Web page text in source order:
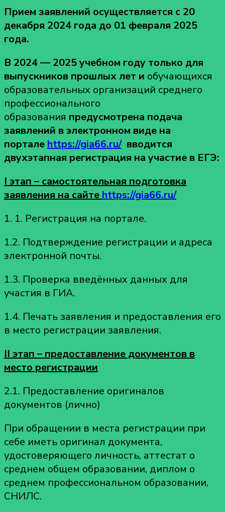
Прием заявлений осуществляется с 20
декабря 2024 года до 01 февраля 2025
года.
В 2024 — 2025 учебном году только для
выпускников прошлых лет и обучающихся
образовательных организаций среднего
профессионального
образования предусмотрена подача
заявлений в электронном виде на
портале https://gia66.ru/вводится
двухэтапная регистрация на участие в ЕГЭ:
I этап – самостоятельная подготовка
заявления на сайте https://gia66.ru/
1. 1. Регистрация на портале.
1.2. Подтверждение регистрации и адреса
электронной почты.
1.3. Проверка введённых данных для
участия в ГИА.
1.4. Печать заявления и предоставления его
в место регистрации заявления.
II этап – предоставление документов в
место регистрации
2.1. Предоставление оригиналов
документов (лично)
При обращении в места регистрации при
себе иметь оригинал документа,
удостоверяющего личность, аттестат о
среднем общем образовании, диплом о
среднем профессиональном образовании,
СНИЛС.